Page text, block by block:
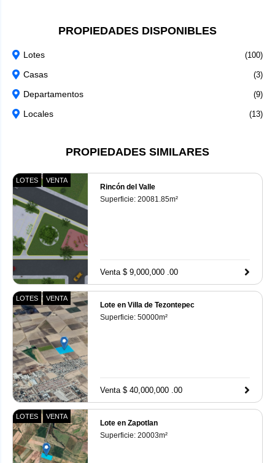
PROPIEDADES DISPONIBLES
Lotes (100)
Casas (3)
Departamentos (9)
Locales (13)
PROPIEDADES SIMILARES
LOTES VENTA
Rincón del Valle
Superficie: 20081.85m²
Venta $ 9,000,000 .00
LOTES VENTA
Lote en Villa de Tezontepec
Superficie: 50000m²
Venta $ 40,000,000 .00
LOTES VENTA
Lote en Zapotlan
Superficie: 20003m²